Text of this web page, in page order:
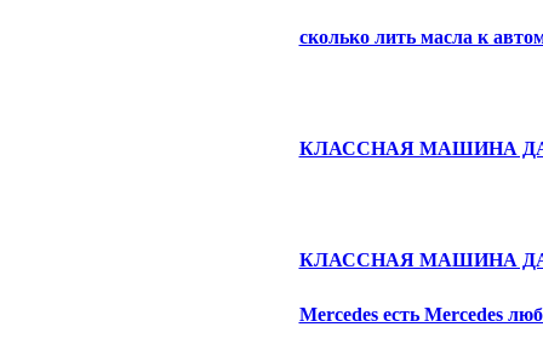
сколько лить масла к
КЛАССНАЯ МАШИНА
КЛАССНАЯ МАШИНА
Mercedes есть Mercedes